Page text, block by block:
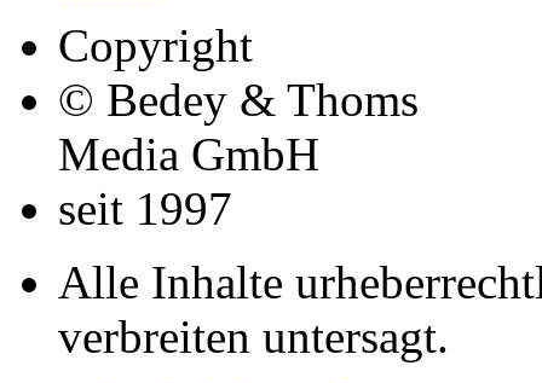
Copyright
© Bedey & Thoms
Media GmbH
seit 1997
Alle Inhalte
verbreiten untersagt.